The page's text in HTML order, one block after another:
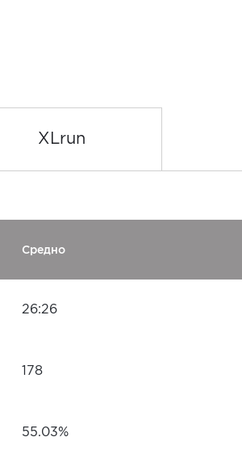
XLrun
Средно
26:26
178
55.03%